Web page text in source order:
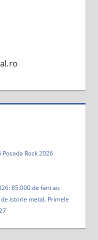
Rock 2026
85.000 de fani au
istorie metal. Primele